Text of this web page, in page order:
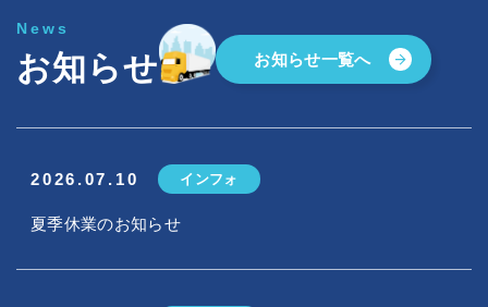
News
お知らせ お知らせ一覧へ
2026.07.10 インフォ
夏季休業のお知らせ